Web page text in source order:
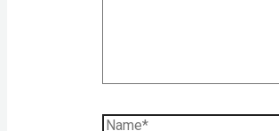
Name*